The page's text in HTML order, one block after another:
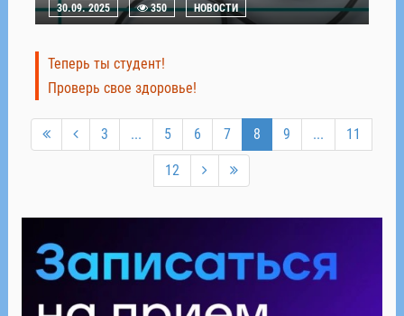
30.09. 2025 350 НОВОСТИ
Теперь ты студент!
Проверь свое здоровье!
3 ... 5 6 7 8 9 ... 11
12